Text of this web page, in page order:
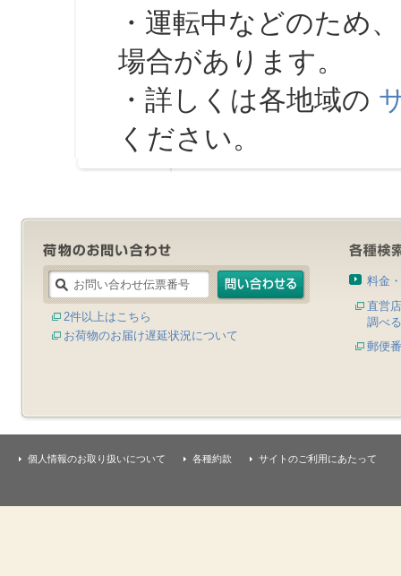
・運転中などのため
場合があります。
・詳しくは各地域の
ください。
2件以上はこちら
お荷物のお届け遅延状況について
料金
直営
調べる
郵便
個人情報のお取り扱いについて 各種約款 サイトのご利用にあたって